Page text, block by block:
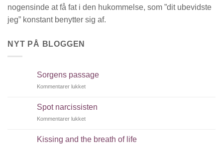
nogensinde at få fat i den hukommelse, som ”dit ubevidste
jeg” konstant benytter sig af.
NYT PÅ BLOGGEN
Sorgens passage
Kommentarer lukket
passage
Spot narcissisten
Kommentarer lukket
narcissisten
Kissing and the breath of life